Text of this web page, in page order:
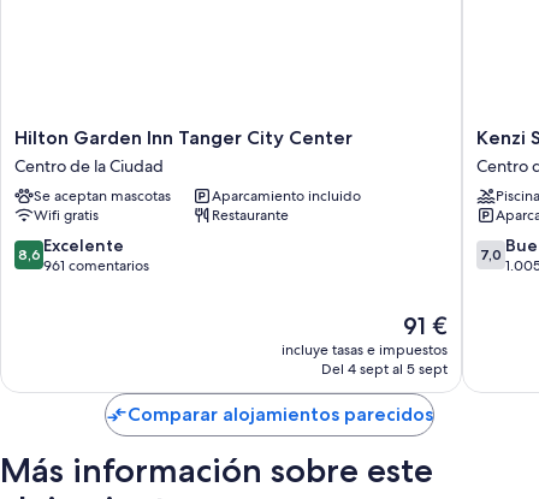
de habitaciones las 24 horas y sábanas de alta calidad, además de otros
detalles, como espacios para trabajar con ordenador portátil y aire
acondicionado.
Además, otros de los servicios que encontrarás en todas las
Bidés, bañeras o duchas y artículos de higiene personal gratuitos
Hilton
Garden
Inn
Tanger
City
Center
Centro
Hilton Garden Inn Tanger City Center
Centro de la Ciudad
Se aceptan mascotas
Aparcamiento incluido
Wifi gratis
Restaurante
8.6
sobre
8,6 Excelente
961 comentarios
El
precio
actual
de
91 €
91 €
incluye tasas e impuestos
Del 4 sept al 5 sept
Kenzi
Solazur
Hotel
Centro
de
la
Ciudad
Kenzi
Centro
Piscina
7.0
sobre
7,0
Comparar alojamientos parecidos
Más información sobre este